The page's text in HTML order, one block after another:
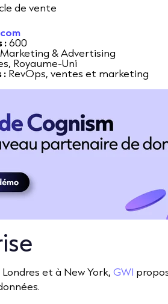
de vente
:600
Marketing & Advertising
Royaume-Uni
: RevOps, ventes et marketing
et à New York,GWI